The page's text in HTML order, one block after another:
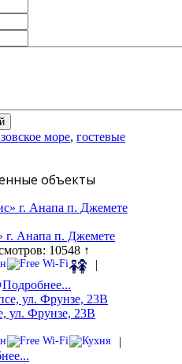
море, гостевые
объекты
г. Анапа п. Джемете
10548 ↑
|
Подробнее...
ул. Фрунзе, 23В
|